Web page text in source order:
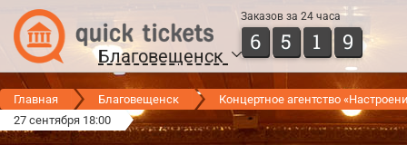
Благовещенск
Заказов за 24 часа
6 5 1 9
Главная Благовещенск
Концертное агентство
27 сентября 18:00